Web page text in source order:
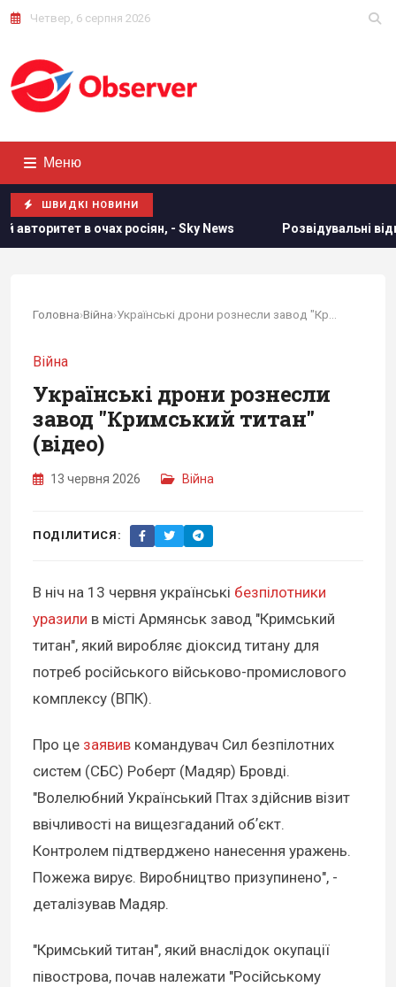
Четвер, 6 серпня 2026
Меню
ШВИДКІ НОВИНИ
росіян, - Sky News Розвідувальні відносини між США
Головна›Війна›
Війна
Українські дрони рознесли
завод "Кримський титан"
(відео)
13 червня 2026 Війна
ПОДІЛИТИСЯ:
В ніч на 13 червня українські безпілотники
уразили в місті Армянськ завод "Кримський
титан", який виробляє діоксид титану для
потреб російського військово-промислового
комплексу (ВПК).
Про це заявив командувач Сил безпілотних
систем (СБС) Роберт (Мадяр) Бровді.
"Волелюбний Український Птах здійснив візит
ввічливості на вищезгаданий обʼєкт.
Контролем підтверджено нанесення уражень.
Пожежа вирує. Виробництво призупинено", -
деталізував Мадяр.
"Кримський титан", який внаслідок окупації
півострова, почав належати "Російському